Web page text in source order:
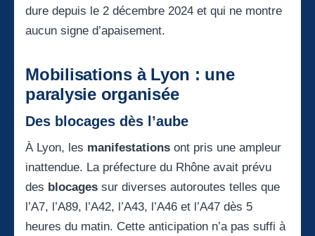
dure depuis le 2 décembre 2024 et qui ne montre
aucun signe d’apaisement.
Mobilisations à Lyon : une
paralysie organisée
Des blocages dès l’aube
À Lyon, les manifestations ont pris une ampleur
inattendue. La préfecture du Rhône avait prévu
des blocages sur diverses autoroutes telles que
l’A7, l’A89, l’A42, l’A43, l’A46 et l’A47 dès 5
heures du matin. Cette anticipation n’a pas suffi à